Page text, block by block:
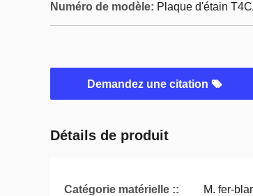
Numéro de modèle: Plaque d'étain
Demandez une citation
Détails de produit
Catégorie matérielle :: M. fer-